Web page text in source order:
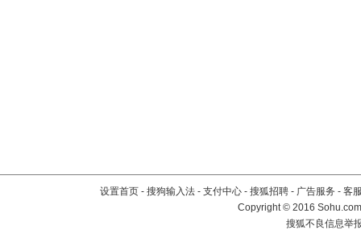
设置首页 - 搜狗输入法 - 支付中心 - 搜狐招聘 - 广告服务 - 客
Copyright©2016
搜狐不良信息举